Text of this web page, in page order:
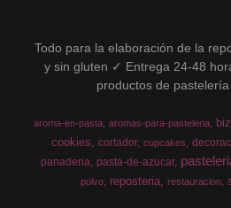
Todo para la elaboración de la
y sin gluten ✓ Entrega 24-48
productos de
aroma-en-pasta aromas-para-pasteleria
cookies cortador cupcakes
panaderia pasta-de-azucar
polvo
reposteria restauracion